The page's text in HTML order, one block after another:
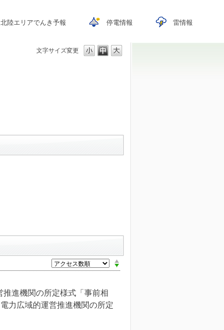
北陸エリアでんき予報 停電情報 雷情報
文字サイズ変更
進機関の所定様式「事前相
力広域的運営推進機関の所定